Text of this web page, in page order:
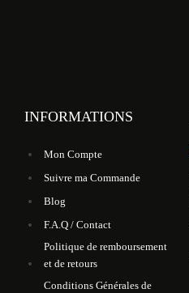
INFORMATIONS
Mon Compte
Suivre ma Commande
Blog
F.A.Q / Contact
Politique de remboursement
et de retours
Conditions Générales de